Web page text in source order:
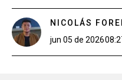
NICOLÁS
jun 05 de 2026